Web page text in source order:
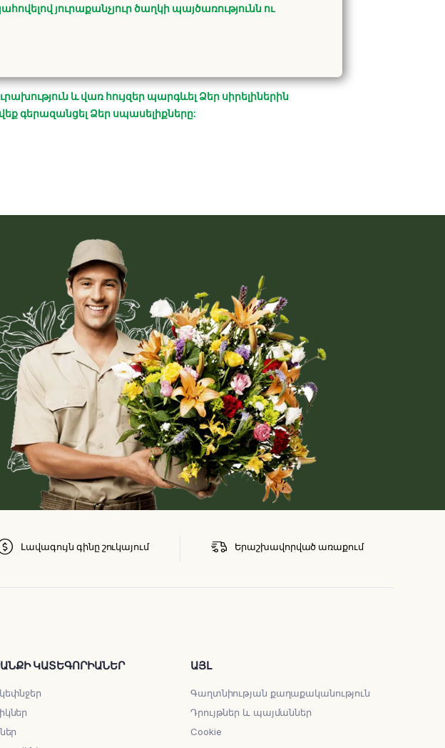
յուրաքանչյուր ծաղկի պայծառությունն ու
և վառ հույզեր պարգևել Ձեր սիրելիներին
գերազանցել Ձեր սպասելիքները:
Լավագույն գինը շուկայում Երաշխավորված առաքում
ԿԱՏԵԳՈՐԻԱՆԵՐ ԱՅԼ
Գաղտնիության քաղաքականություն
Դրույթներ և պայմաններ
Cookie